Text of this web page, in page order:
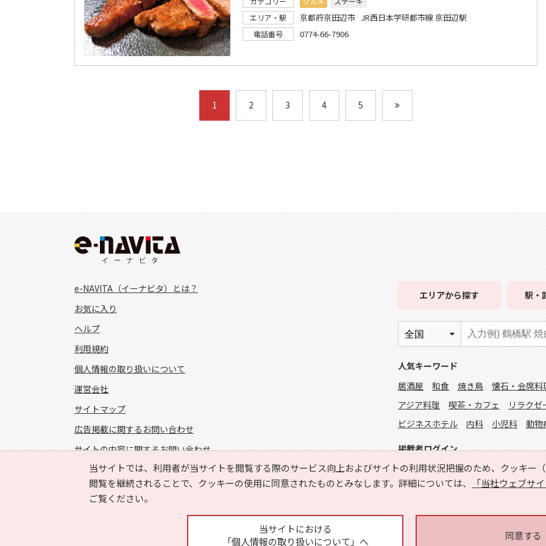
エリア・駅
京都府京田辺市 JR西日本学研都市線 京田辺駅
電話番号 0774-66-7906
1 2 3 4 5
当サイトでは、利用者が当サイトを閲覧する際のサービス向上およびサイトの利用状況把握のため、クッキー
閲覧を継続されることで、クッキーの使用に同意されたものとみなします。詳細については、
「当社ウェブサ
ご覧ください。
当サイトにおける
「個人情報の取り扱いについて」へ
同意する
e-NAVITA（イーナビタ）とは？
お気に入り
ヘルプ
利用規約
個人情報の取り扱いについて
運営会社
サイトマップ
広告掲載に関するお問い合わせ
サイトの内容に関するお問い合わせ
エリアから探す 駅・
人気キーワード
居酒屋
和食 焼き鳥 懐石・会席料
アジア料理
喫茶・カフェ リラクゼ
ビジネスホテル
内科 小児科 動物
掲載者ログイン
FOLLOW US!